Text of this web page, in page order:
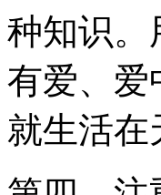
种知识。
有爱、爱
就生活在